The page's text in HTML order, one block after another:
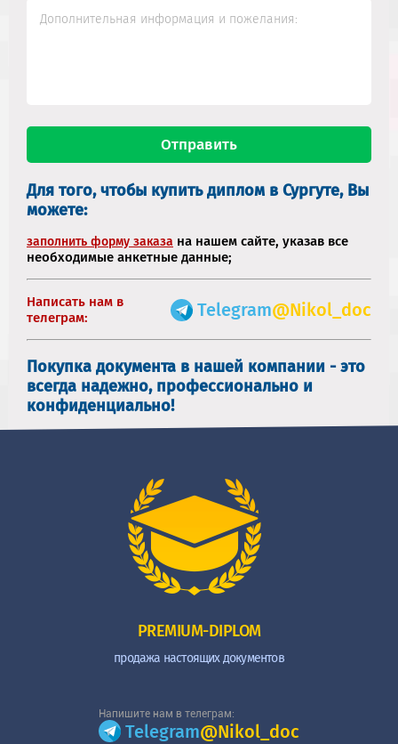
Для того, чтобы купить диплом в Сургуте, Вы
можете:
заполнить форму заказа на нашем сайте, указав все
необходимые анкетные данные;
Написать нам в
телеграм:
Telegram@Nikol_doc
Покупка документа в нашей компании - это
всегда надежно, профессионально и
конфиденциально!
PREMIUM-DIPLOM
продажа настоящих документов
Напишите нам в телеграм:
Telegram@Nikol_doc